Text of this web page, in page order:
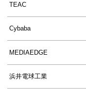
TEAC
Cybaba
MEDIAEDGE
浜井電球工業